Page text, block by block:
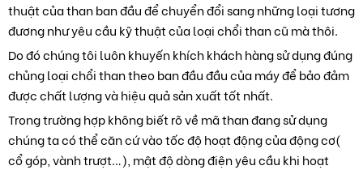
thuật của than ban đầu để chuyển đổi sang những loại tương
đương như yêu cầu kỹ thuật của loại chổi than cũ mà thôi.
Do đó chúng tôi luôn khuyến khích khách hàng sử dụng đúng
chủng loại chổi than theo ban đầu đầu của máy để bảo đảm
được chất lượng và hiệu quả sản xuất tốt nhất.
Trong trường hợp không biết rõ về mã than đang sử dụng
chúng ta có thể căn cứ vào tốc độ hoạt động của động cơ(
cổ góp, vành trượt…), mật độ dòng điện yêu cầu khi hoạt